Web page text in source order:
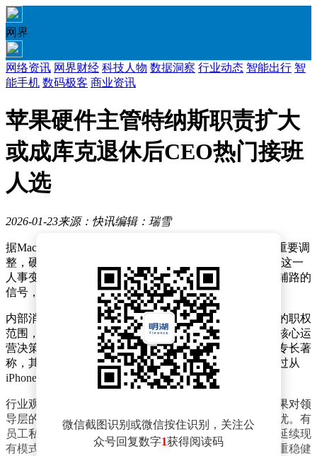
网界
网络资讯 网界财经 科技人物 数据洞察 行业动态 智能出行 智
能手机 数码极客 商业资讯
苹果硬件主管特纳斯职责扩大
或成库克退休后CEO热门接班
人选
2026-01-23来源：快讯编辑：瑞雪
据MacRumors报道，苹果公司近期在管理层布局上出现重要调
整，硬件业务负责人约翰·特努斯已全面接管设计团队。这一
人事变动被外界解读为苹果为未来首席执行官继任计划铺路的
信号，尤其考虑到现任CEO蒂姆·库克已年满65岁。
内部消息显示，库克自2025年下半年起逐步扩大特努斯的职权
范围，不仅让其主导设计团队，还安排其深度参与公司核心运
营决策。这位50岁的技术高管以沉稳作风和供应链管理专长著
称，其职业生涯始终与苹果硬件创新紧密相连，曾主导过从
iPhone到MacBook等多条产品线的关键研发项目。
行业观察家指出，特努斯的技术背景与管理经验符合苹果对领
导层的要求，但其相对保守的风格引发部分内部人士担忧。有
员工私下表示，这位新任设计主管在战略决策上更倾向延续现
有模式，而非推动颠覆性变革。这种特质与库克时代注重稳健
微信截图识别或微信按住识别，关注公
众号回复数字1获得阅读码